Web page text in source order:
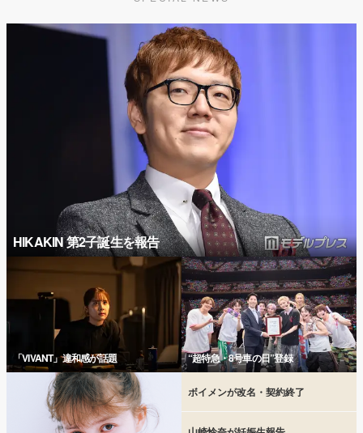
HIKAKIN 第2子誕生を報告
「VIVANT」違和感が話題 “超特急・8号車の日”登録
ボイメンが改名・契約終了